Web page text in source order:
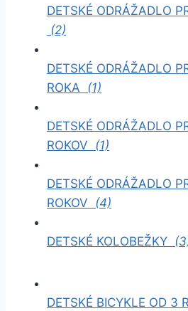
DETSKÉ ODRÁŽADLO
(2)
DETSKÉ ODRÁŽADLO
ROKA (1)
DETSKÉ ODRÁŽADLO
ROKOV (1)
DETSKÉ ODRÁŽADLO
ROKOV (4)
DETSKÉ KOLOBEŽKY
DETSKÉ BICYKLE OD 3